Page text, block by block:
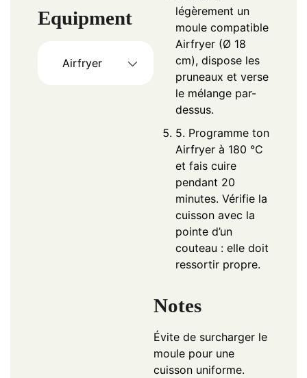
Equipment
Airfryer
légèrement un
moule compatible
Airfryer (Ø 18
cm), dispose les
pruneaux et verse
le mélange par-
dessus.
5. Programme ton
Airfryer à 180 °C
et fais cuire
pendant 20
minutes. Vérifie la
cuisson avec la
pointe d’un
couteau : elle doit
ressortir propre.
Notes
Évite de surcharger le
moule pour une
cuisson uniforme.